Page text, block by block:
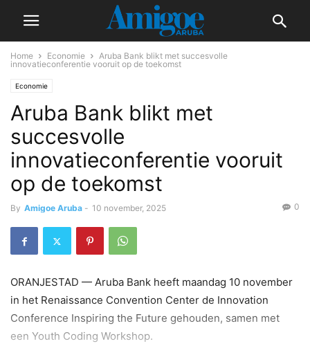
Home Economie
Aruba Bank blikt met succesvolle
innovatieconferentie vooruit op de toekomst
Economie
Aruba Bank blikt met
succesvolle
innovatieconferentie vooruit
op de toekomst
By Amigoe Aruba - 10 november, 2025 0
ORANJESTAD — Aruba Bank heeft maandag 10 november
in het Renaissance Convention Center de Innovation
Conference Inspiring the Future gehouden, samen met
een Youth Coding Workshop.